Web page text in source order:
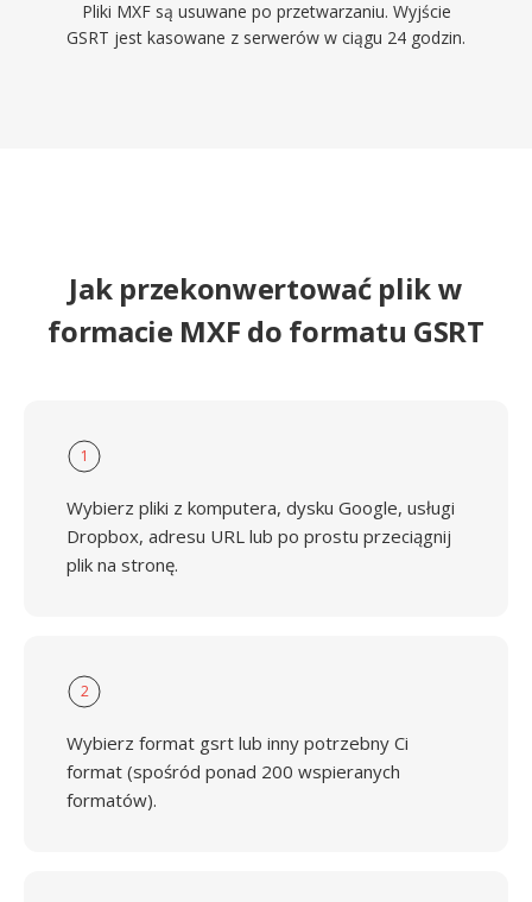
Pliki MXF są usuwane po przetwarzaniu. Wyjście
GSRT jest kasowane z serwerów w ciągu 24 godzin.
Jak przekonwertować plik w
formacie MXF do formatu GSRT
1
Wybierz pliki z komputera, dysku Google, usługi
Dropbox, adresu URL lub po prostu przeciągnij
plik na stronę.
2
Wybierz format gsrt lub inny potrzebny Ci
format (spośród ponad 200 wspieranych
formatów).